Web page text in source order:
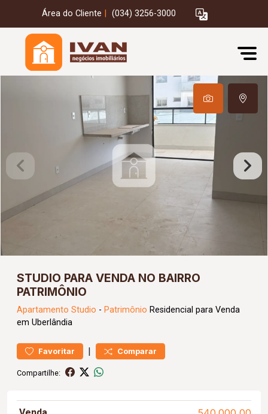
Área do Cliente (034) 3256-3000
STUDIO PARA VENDA NO BAIRRO
PATRIMÔNIO
Apartamento Studio - Patrimônio Residencial para Venda
em Uberlândia
Favoritar | Comparar
Compartilhe: